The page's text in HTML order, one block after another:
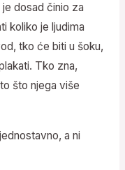
dosad činio za
koliko je ljudima
tko će biti u šoku,
Tko zna,
što njega više
a ni